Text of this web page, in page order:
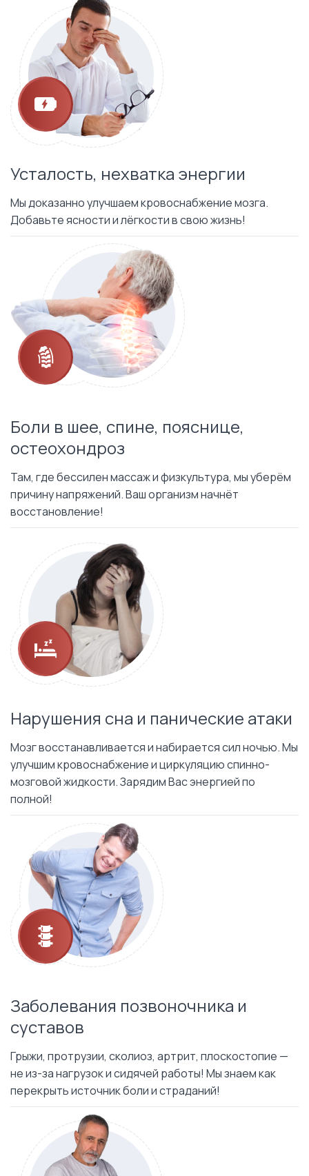
Усталость, нехватка энергии
Мы доказанно улучшаем кровоснабжение мозга.
Добавьте ясности и лёгкости в свою жизнь!
Боли в шее, спине, пояснице,
остеохондроз
Там, где бессилен массаж и физкультура, мы уберём
причину напряжений. Ваш организм начнёт
восстановление!
Нарушения сна и панические атаки
Мозг восстанавливается и набирается сил ночью. Мы
улучшим кровоснабжение и циркуляцию спинно-
мозговой жидкости. Зарядим Вас энергией по
полной!
Заболевания позвоночника и
суставов
Грыжи, протрузии, сколиоз, артрит, плоскостопие —
не из-за нагрузок и сидячей работы! Мы знаем как
перекрыть источник боли и страданий!